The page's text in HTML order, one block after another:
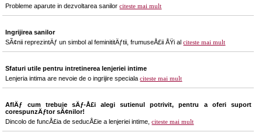
Probleme aparute in dezvoltarea sanilorciteste mai mult
Ingrijirea sanilor
SÃ¢nii reprezintÄƒ un simbol al feminititÄƒtii, frumuseÅ£ii ÅŸi alciteste mai mult
Sfaturi utile pentru intretinerea lenjeriei intime
Lenjeria intima are nevoie de o ingrijire specialaciteste mai mult
AflÄƒ cum trebuie sÄƒ-Å£i alegi sutienul potrivit, pentru a oferi suport
corespunzÄƒtor sÃ¢nilor!
Dincolo de funcÅ£ia de seducÅ£ie a lenjeriei intime,citeste mai mult